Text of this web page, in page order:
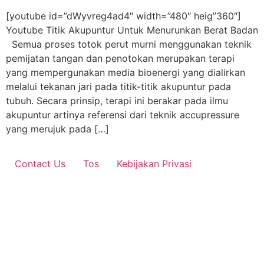
[youtube id=”dWyvreg4ad4″ width=”480″ heig”360″]
Youtube Titik Akupuntur Untuk Menurunkan Berat Badan
Semua proses totok perut murni menggunakan teknik
pemijatan tangan dan penotokan merupakan terapi
yang mempergunakan media bioenergi yang dialirkan
melalui tekanan jari pada titik-titik akupuntur pada
tubuh. Secara prinsip, terapi ini berakar pada ilmu
akupuntur artinya referensi dari teknik accupressure
yang merujuk pada […]
Contact Us Tos Kebijakan Privasi